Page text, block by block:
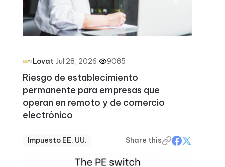
Lovat·Jul 28, 2026· 9085
Riesgo de establecimiento
permanente para empresas que
operan en remoto y de comercio
electrónico
Impuesto EE. UU. Share this